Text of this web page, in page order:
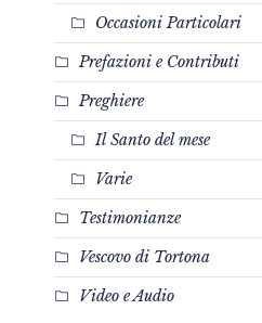
Occasioni Particolari
Prefazioni e Contributi
Preghiere
Il Santo del mese
Varie
Testimonianze
Vescovo di Tortona
Video e Audio